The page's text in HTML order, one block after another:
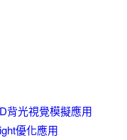
背光視覺模擬應用
優化應用